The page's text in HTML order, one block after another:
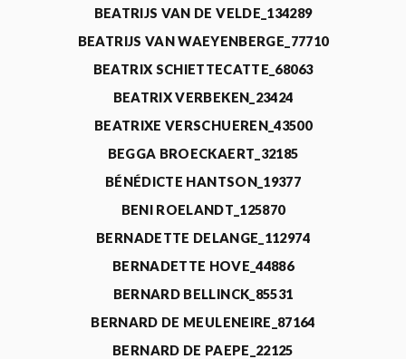
BEATRIJS VAN DE VELDE_134289
BEATRIJS VAN WAEYENBERGE_77710
BEATRIX SCHIETTECATTE_68063
BEATRIX VERBEKEN_23424
BEATRIXE VERSCHUEREN_43500
BEGGA BROECKAERT_32185
BÉNÉDICTE HANTSON_19377
BENI ROELANDT_125870
BERNADETTE DELANGE_112974
BERNADETTE HOVE_44886
BERNARD BELLINCK_85531
BERNARD DE MEULENEIRE_87164
BERNARD DE PAEPE_22125